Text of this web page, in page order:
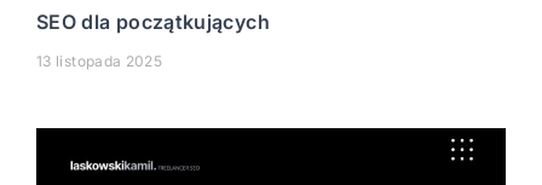
SEO dla początkujących
13 listopada 2025